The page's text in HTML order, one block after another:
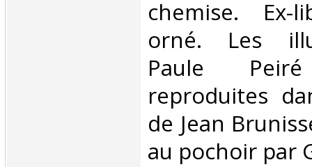
chemise. Ex-
orné. Les
Paule
reproduites
de Jean
au pochoir par